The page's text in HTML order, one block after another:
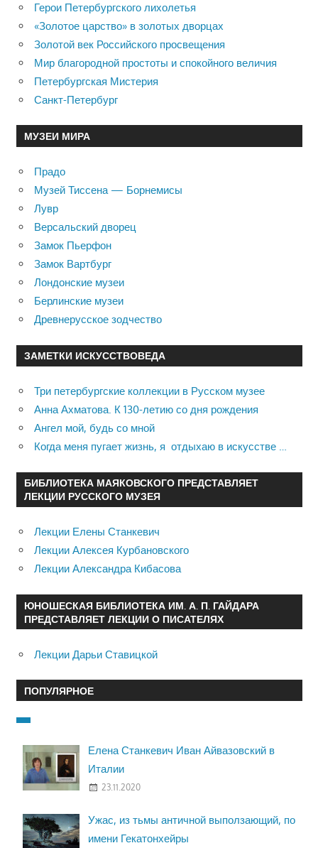
Герои Петербургского лихолетья
«Золотое царство» в золотых дворцах
Золотой век Российского просвещения
Мир благородной простоты и спокойного величия
Петербургская Мистерия
Санкт-Петербург
МУЗЕИ МИРА
Прадо
Музей Тиссена — Борнемисы
Лувр
Версальский дворец
Замок Пьерфон
Замок Вартбург
Лондонские музеи
Берлинские музеи
Древнерусское зодчество
ЗАМЕТКИ ИСКУССТВОВЕДА
Три петербургские коллекции в Русском музее
Анна Ахматова. К 130-летию со дня рождения
Ангел мой, будь со мной
Когда меня пугает жизнь, я отдыхаю в искусстве …
БИБЛИОТЕКА МАЯКОВСКОГО ПРЕДСТАВЛЯЕТ
ЛЕКЦИИ РУССКОГО МУЗЕЯ
Лекции Елены Станкевич
Лекции Алексея Курбановского
Лекции Александра Кибасова
ЮНОШЕСКАЯ БИБЛИОТЕКА ИМ. А. П. ГАЙДАРА
ПРЕДСТАВЛЯЕТ ЛЕКЦИИ О ПИСАТЕЛЯХ
Лекции Дарьи Ставицкой
ПОПУЛЯРНОЕ
Елена Станкевич Иван Айвазовский в
Италии
23.11.2020
Ужас, из тьмы античной выползающий, по
имени Гекатонхейры